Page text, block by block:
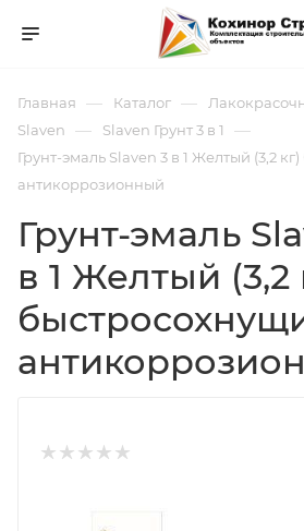
Главная — Каталог —
Slaven — Slaven Грунт 3 в 1 —
Грунт-эмаль Slaven 3 в 1 Желтый (3,2
антикоррозионный
Грунт-эмаль
в 1 Желтый (3,2